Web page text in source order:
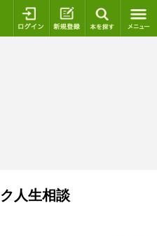
ログイン 新規登録
人生相談